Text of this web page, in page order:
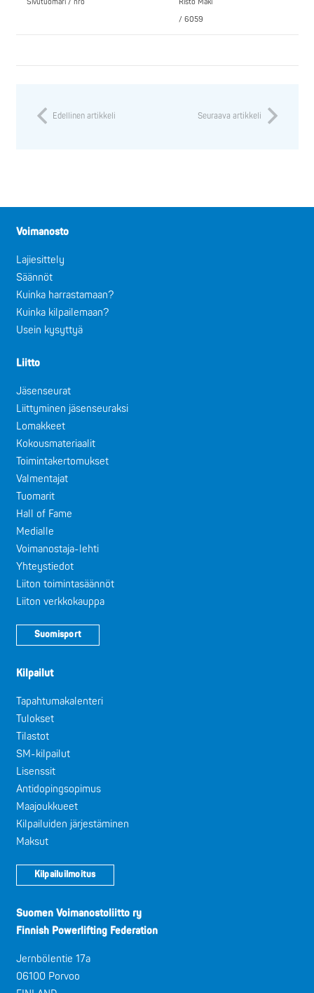
/ 6059
Edellinen artikkeli Seuraava artikkeli
Voimanosto
Lajiesittely
Säännöt
Kuinka harrastamaan?
Kuinka kilpailemaan?
Usein kysyttyä
Liitto
Jäsenseurat
Liittyminen jäsenseuraksi
Lomakkeet
Kokousmateriaalit
Toimintakertomukset
Valmentajat
Tuomarit
Hall of Fame
Medialle
Voimanostaja-lehti
Yhteystiedot
Liiton toimintasäännöt
Liiton verkkokauppa
Suomisport
Kilpailut
Tapahtumakalenteri
Tulokset
Tilastot
SM-kilpailut
Lisenssit
Antidopingsopimus
Maajoukkueet
Kilpailuiden järjestäminen
Maksut
Kilpailuilmoitus
Suomen Voimanostoliitto ry
Finnish Powerlifting Federation
Jernbölentie 17a
06100 Porvoo